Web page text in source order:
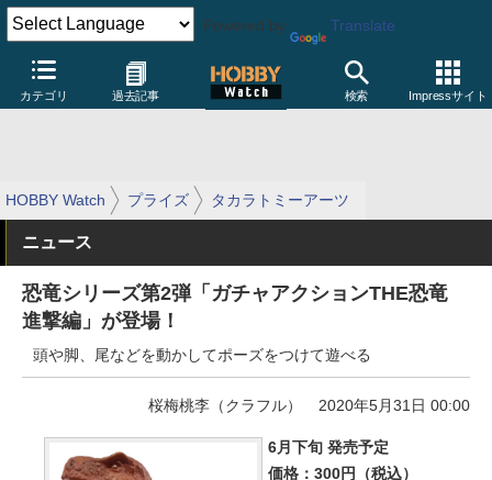
Powered by Translate
カテゴリ 過去記事 検索 Impressサイト
HOBBY Watch プライズ タカラトミーアーツ
ニュース
恐竜シリーズ第2弾「ガチャアクションTHE恐竜
進撃編」が登場！
頭や脚、尾などを動かしてポーズをつけて遊べる
桜梅桃李（クラフル） 2020年5月31日 00:00
6月下旬 発売予定
価格：300円（税込）